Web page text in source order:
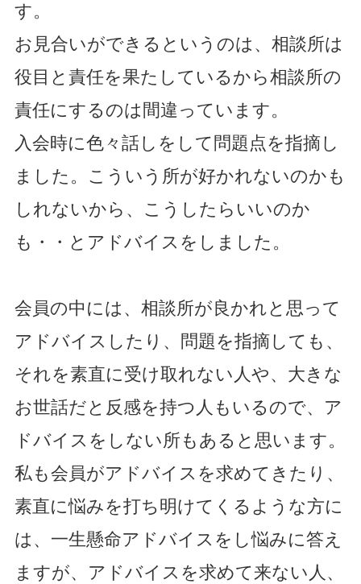
す。
お見合いができるというのは、相談所は
役目と責任を果たしているから相談所の
責任にするのは間違っています。
入会時に色々話しをして問題点を指摘し
ました。こういう所が好かれないのかも
しれないから、こうしたらいいのか
も・・とアドバイスをしました。
会員の中には、相談所が良かれと思って
アドバイスしたり、問題を指摘しても、
それを素直に受け取れない人や、大きな
お世話だと反感を持つ人もいるので、ア
ドバイスをしない所もあると思います。
私も会員がアドバイスを求めてきたり、
素直に悩みを打ち明けてくるような方に
は、一生懸命アドバイスをし悩みに答え
ますが、アドバイスを求めて来ない人、